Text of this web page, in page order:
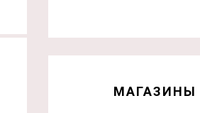
МАГАЗИНЫ